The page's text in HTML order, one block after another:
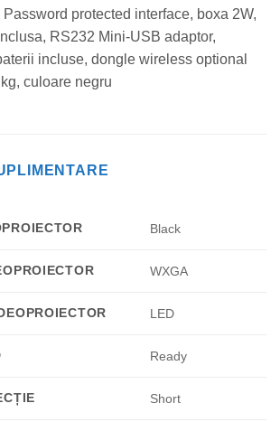
protected interface, boxa 2W,
RS232 Mini-USB adaptor,
incluse, dongle wireless optional
culoare negru
Black
WXGA
LED
Ready
Short